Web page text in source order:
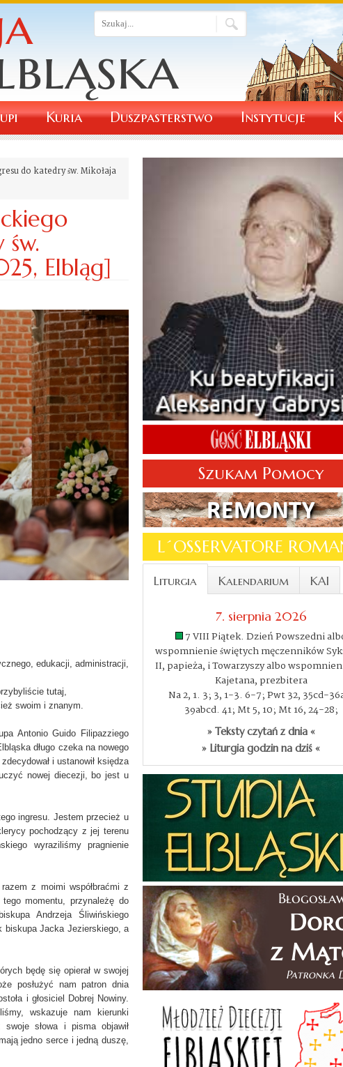
Kuria Duszpasterstwo Instytucje
do katedry św. Mikołaja
Elbląg]
edukacji, administracji,
tutaj,
swoim i znanym.
Antonio Guido Filipazziego
długo czeka na nowego
i ustanowił księdza
nowej diecezji, bo jest u
ingresu. Jestem przecież u
pochodzący z jej terenu
wyraziliśmy pragnienie
z moimi współbraćmi z
momentu, przynależę do
Andrzeja Śliwińskiego
biskupa Jacka Jezierskiego, a
będę się opierał w swojej
posłużyć nam patron dnia
i głosiciel Dobrej Nowiny.
wskazuje nam kierunki
swoje słowa i pisma objawił
jedno serce i jedną duszę,
Szukam Pomocy
L´OSSERVATORE
Liturgia Kalendarium KAI
7. sierpnia 2026
7 VIII Piątek. Dzień Powszedni
wspomnienie świętych męczenników
II, papieża, i Towarzyszy albo
Kajetana, prezbitera
Na 2, 1. 3; 3, 1-3. 6-7; Pwt 32, 35cd-
39abcd. 41; Mt 5, 10; Mt 16, 24-28;
» Teksty czytań z dnia «
» Liturgia godzin na dziś «